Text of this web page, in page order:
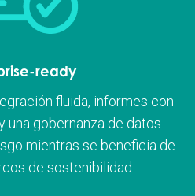
ready
fluida, informes con
una gobernanza de datos
mientras se beneficia de
de sostenibilidad.